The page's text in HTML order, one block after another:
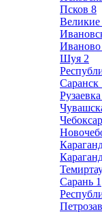
Псков 8
Иваново
Шуя 2
Саранск
Рузаевка
Сарань 1